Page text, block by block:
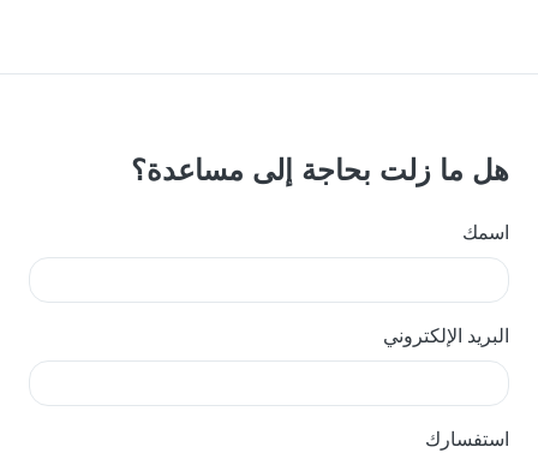
هل ما زلت بحاجة إلى مساعدة؟
اسمك
البريد الإلكتروني
استفسارك